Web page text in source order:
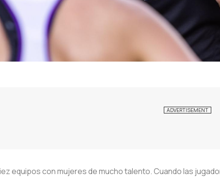
equipos con mujeres de mucho talento. Cuando las